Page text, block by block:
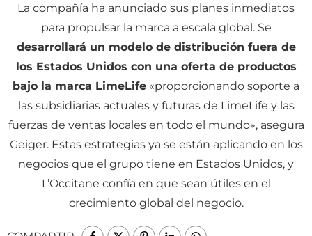
La compañía ha anunciado sus planes inmediatos
para propulsar la marca a escala global. Se
desarrollará un modelo de distribución fuera de
los Estados Unidos con una oferta de productos
bajo la marca LimeLife «proporcionando soporte a
las subsidiarias actuales y futuras de LimeLife y las
fuerzas de ventas locales en todo el mundo», asegura
Geiger. Estas estrategias ya se están aplicando en los
negocios que el grupo tiene en Estados Unidos, y
L’Occitane confía en que sean útiles en el
crecimiento global del negocio.